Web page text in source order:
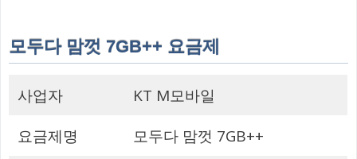
모두다 맘껏 7GB++ 요금제
사업자
KT M모바일
요금제명
모두다 맘껏 7GB++